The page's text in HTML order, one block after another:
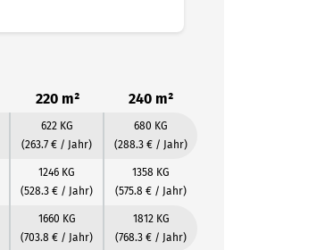
220 m² 240 m²
622 KG
(263.7 € / Jahr)
680 KG
(288.3 € / Jahr)
1246 KG
(528.3 € / Jahr)
1358 KG
(575.8 € / Jahr)
1660 KG
(703.8 € / Jahr)
1812 KG
(768.3 € / Jahr)